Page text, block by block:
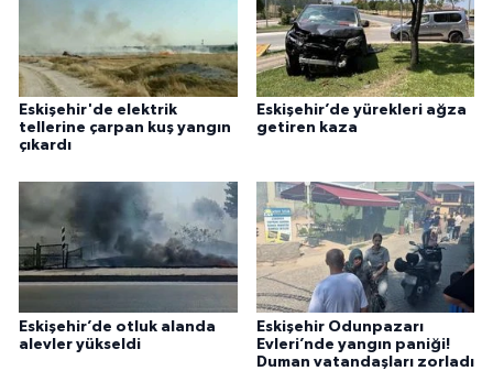
Eskişehir'de elektrik
tellerine çarpan kuş yangın
çıkardı
Eskişehir’de yürekleri ağza
getiren kaza
Eskişehir’de otluk alanda
alevler yükseldi
Eskişehir Odunpazarı
Evleri’nde yangın paniği!
Duman vatandaşları zorladı